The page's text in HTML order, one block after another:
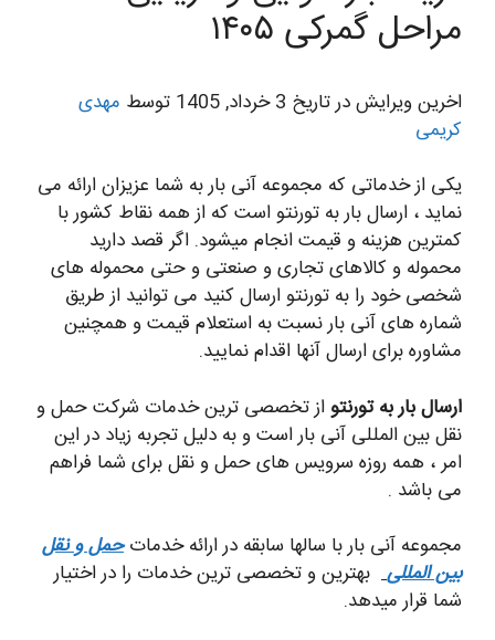
مراحل گمرکی ۱۴۰۵
اخرین ویرایش در تاریخ 3 خرداد, 1405 توسط
مهدی
کریمی
یکی از خدماتی که مجموعه آنی بار به شما عزیزان ارائه می
نماید ، ارسال بار به تورنتو است که از همه نقاط کشور با
کمترین هزینه و قیمت انجام میشود. اگر قصد دارید
محموله و کالاهای تجاری و صنعتی و حتی محموله های
شخصی خود را به تورنتو ارسال کنید می توانید از طریق
شماره های آنی بار نسبت به استعلام قیمت و همچنین
مشاوره برای ارسال آنها اقدام نمایید.
ارسال بار به تورنتو از تخصصی ترین خدمات شرکت حمل و
نقل بین المللی آنی بار است و به دلیل تجربه زیاد در این
امر ، همه روزه سرویس های حمل و نقل برای شما فراهم
می باشد .
مجموعه آنی بار با سالها سابقه در ارائه خدماتحمل و نقل
بین المللی بهترین و تخصصی ترین خدمات را در اختیار
شما قرار میدهد.